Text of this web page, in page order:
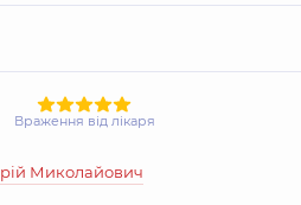
Миколаївна
Враження від лікаря
Миколайович